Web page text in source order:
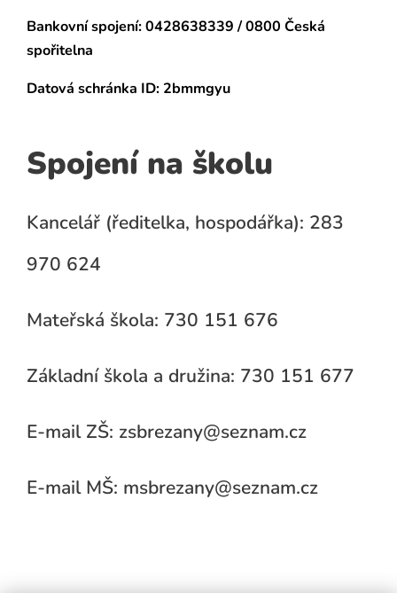
Bankovní spojení:0428638339 / 0800 Česká
spořitelna
Datová schránka ID: 2bmmgyu
Spojení na školu
Kancelář (ředitelka, hospodářka): 283
970 624
Mateřská škola: 730 151 676
Základní škola a družina: 730 151 677
E-mail ZŠ: zsbrezany@seznam.cz
E-mail MŠ: msbrezany@seznam.cz